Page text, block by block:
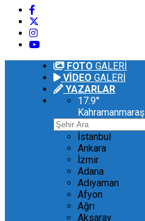
FOTO GALERİ
VİDEO GALERİ
YAZARLAR
17.9°
Kahramanmaraş
İstanbul
Ankara
İzmir
Adana
Adıyaman
Afyon
Ağrı
Aksaray